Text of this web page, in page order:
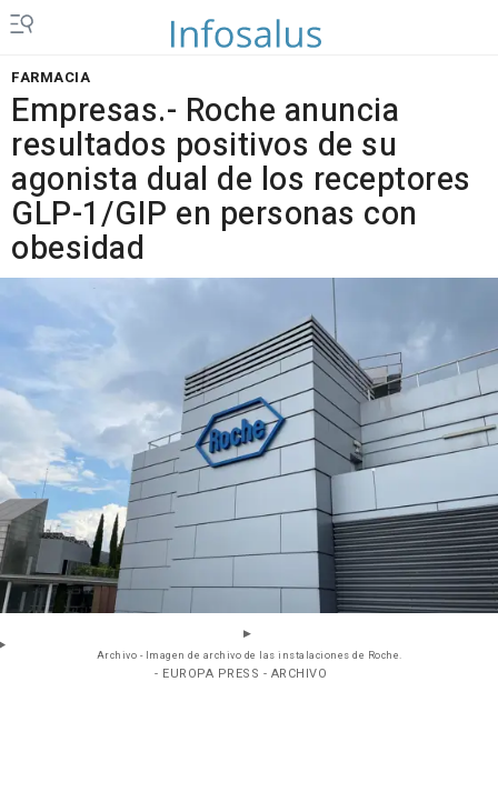
FARMACIA
Empresas.- Roche anuncia
resultados positivos de su
agonista dual de los receptores
GLP-1/GIP en personas con
obesidad
Archivo - Imagen de archivo de las instalaciones de Roche.
- EUROPA PRESS - ARCHIVO